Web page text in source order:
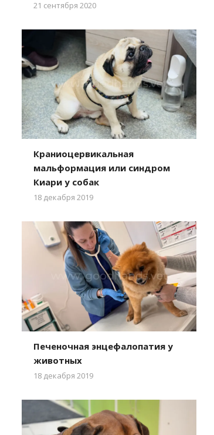
21 сентября 2020
Краниоцервикальная
мальформация или синдром
Киари у собак
18 декабря 2019
Печеночная энцефалопатия у
животных
18 декабря 2019